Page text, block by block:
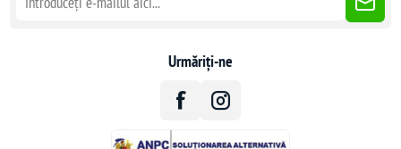
Urmăriți-ne